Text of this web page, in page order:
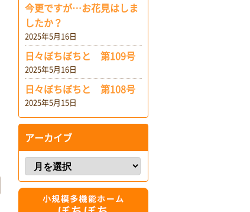
今更ですが…お花見はしま
したか？
2025年5月16日
日々ぼちぼちと 第109号
2025年5月16日
日々ぼちぼちと 第108号
2025年5月15日
アーカイブ